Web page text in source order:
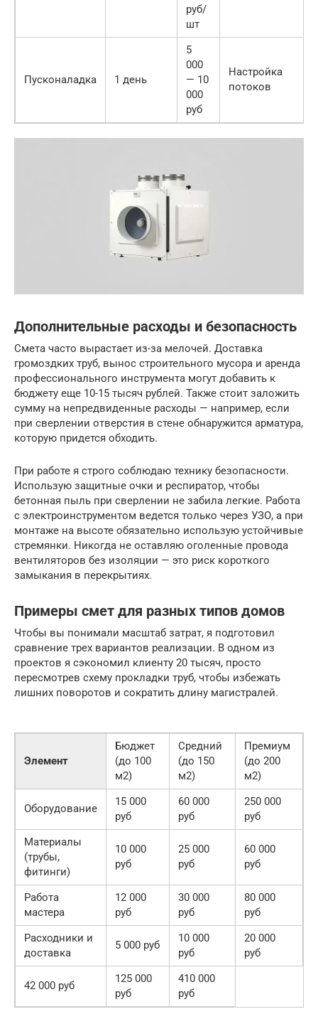
руб/
шт
Пусконаладка 1 день
5
000
— 10
000
руб
Настройка
потоков
Дополнительные расходы и безопасность
Смета часто вырастает из-за мелочей. Доставка
громоздких труб, вынос строительного мусора и аренда
профессионального инструмента могут добавить к
бюджету еще 10-15 тысяч рублей. Также стоит заложить
сумму на непредвиденные расходы — например, если
при сверлении отверстия в стене обнаружится арматура,
которую придется обходить.
При работе я строго соблюдаю технику безопасности.
Использую защитные очки и респиратор, чтобы
бетонная пыль при сверлении не забила легкие. Работа
с электроинструментом ведется только через УЗО, а при
монтаже на высоте обязательно использую устойчивые
стремянки. Никогда не оставляю оголенные провода
вентиляторов без изоляции — это риск короткого
замыкания в перекрытиях.
Примеры смет для разных типов домов
Чтобы вы понимали масштаб затрат, я подготовил
сравнение трех вариантов реализации. В одном из
проектов я сэкономил клиенту 20 тысяч, просто
пересмотрев схему прокладки труб, чтобы избежать
лишних поворотов и сократить длину магистралей.
Элемент
Бюджет
(до 100
м2)
Средний
(до 150
м2)
Премиум
(до 200
м2)
Оборудование
15 000
руб
60 000
руб
250 000
руб
Материалы
(трубы,
фитинги)
10 000
руб
25 000
руб
60 000
руб
Работа
мастера
12 000
руб
30 000
руб
80 000
руб
Расходники и
доставка
5 000 руб
10 000
руб
20 000
руб
42 000 руб
125 000
руб
410 000
руб